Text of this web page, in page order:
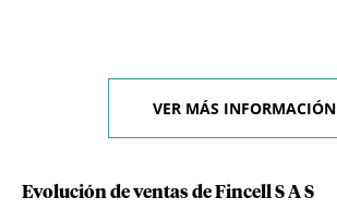
VER MÁS INFORMACIÓN
Evolución de ventas de Fincell S A S